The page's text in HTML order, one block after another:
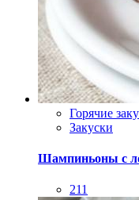
Горячие
Закуски
Шампиньоны с
211